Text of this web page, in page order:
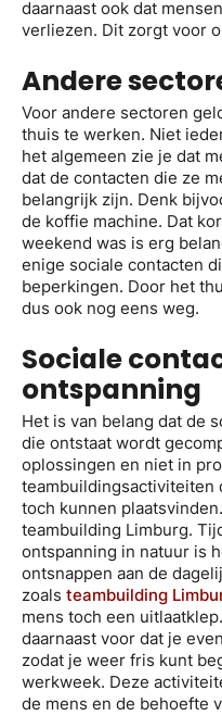
daarnaast ook dat
verliezen. Dit zorgt voor
Andere
Voor andere sectoren
thuis te werken. Niet
het algemeen zie je dat
dat de contacten die ze
belangrijk zijn. Denk
de koffie machine. Dat
weekend was is erg
enige sociale contacten
beperkingen. Door het
dus ook nog eens weg.
Sociale
ontspanning
Het is van belang dat de
die ontstaat wordt
oplossingen en niet in
teambuildingsactiviteiten
toch kunnen
teambuilding Limburg.
ontspanning in natuur is
ontsnappen aan de
zoals teambuilding
mens toch een
daarnaast voor dat je
zodat je weer fris kunt
werkweek. Deze
de mens en de behoefte